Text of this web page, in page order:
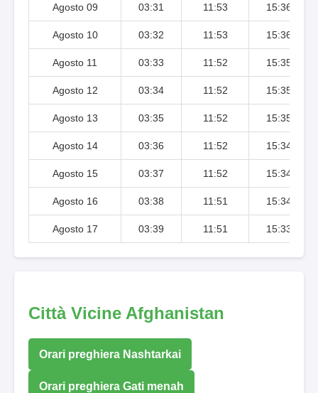
Agosto 09 03:31 11:53 15:36
Agosto 10 03:32 11:53 15:36
Agosto 11 03:33 11:52 15:35
Agosto 12 03:34 11:52 15:35
Agosto 13 03:35 11:52 15:35
Agosto 14 03:36 11:52 15:34
Agosto 15 03:37 11:52 15:34
Agosto 16 03:38 11:51 15:34
Agosto 17 03:39 11:51 15:33
Città Vicine Afghanistan
Orari preghiera Nashtarkai
Orari preghiera Gati menah